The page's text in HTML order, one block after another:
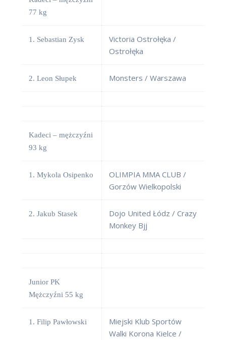
77 kg
1. Sebastian Zysk
Victoria Ostrołęka /
Ostrołęka
2. Leon Słupek Monsters / Warszawa
Kadeci – mężczyźni
93 kg
1. Mykola Osipenko
OLIMPIA MMA CLUB /
Gorzów Wielkopolski
2. Jakub Stasek
Dojo United Łódz / Crazy
Monkey Bjj
Junior PK
Mężczyźni 55 kg
1. Filip Pawłowski
Miejski Klub Sportów
Walki Korona Kielce /